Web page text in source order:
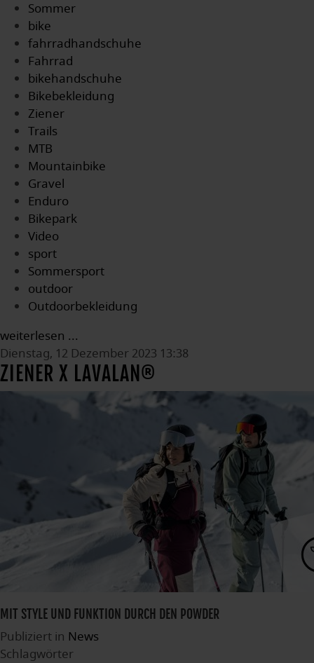
Sommer
bike
fahrradhandschuhe
Fahrrad
bikehandschuhe
Bikebekleidung
Ziener
Trails
MTB
Mountainbike
Gravel
Enduro
Bikepark
Video
sport
Sommersport
outdoor
Outdoorbekleidung
weiterlesen ...
Dienstag, 12 Dezember 2023 13:38
ZIENER X LAVALAN®
MIT STYLE UND FUNKTION DURCH DEN POWDER
Publiziert in News
Schlagwörter